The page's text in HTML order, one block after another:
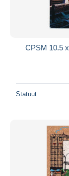
CPSM 10.5
Statuut